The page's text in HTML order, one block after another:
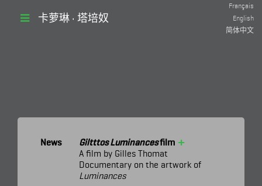
Français
English
简体中文
卡萝琳 • 塔培奴
News Giltttos Luminancesfilm +
A film by Gilles Thomat
Documentary on the artwork of
Luminances